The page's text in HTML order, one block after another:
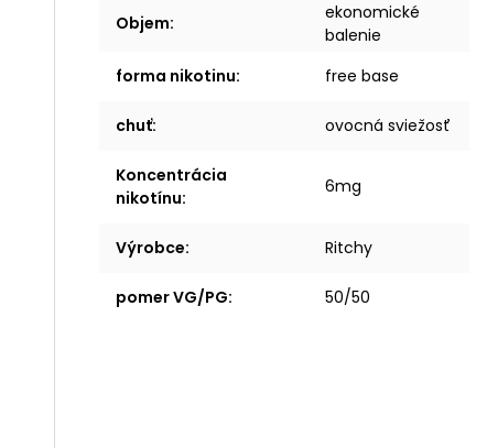
Objem:
ekonomické
balenie
forma nikotinu: free base
chuť: ovocná sviežosť
Koncentrácia
nikotínu:
6mg
Výrobce: Ritchy
pomer VG/PG: 50/50